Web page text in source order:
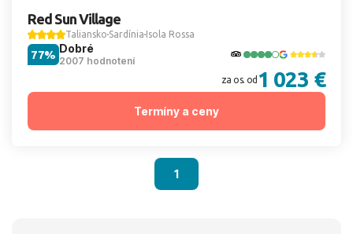
Red Sun Village
Taliansko Sardínia Isola Rossa
Dobré
2007 hodnotení
77%
za os. od 1 023 €
Termíny a ceny
1